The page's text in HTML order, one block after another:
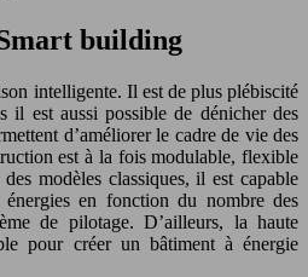
building
intelligente. Il est de plus plébiscité
il est aussi possible de dénicher des
d’améliorer le cadre de vie des
est à la fois modulable, flexible
modèles classiques, il est capable
en fonction du nombre des
de pilotage. D’ailleurs, la haute
pour créer un bâtiment à énergie